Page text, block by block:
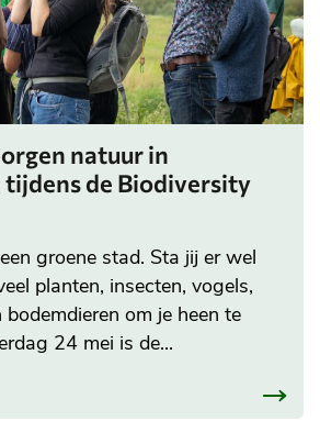
natuur in
tijdens de Biodiversity
groene stad. Sta jij er wel
planten, insecten, vogels,
om je heen te
24 mei is de...